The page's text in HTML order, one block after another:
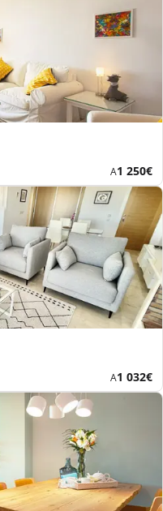
AÚj
ár
1 250€
AÚj
ár
1 032€